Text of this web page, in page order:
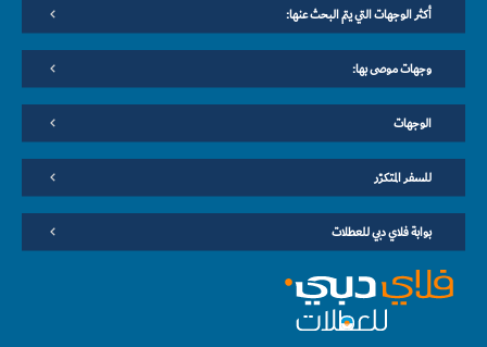
أكثر الوجهات التي يتم البحث عنها:
وجهات موصى بها:
الوجهات
للسفر المتكرّر
بوابة فلاي دبي للعطلات